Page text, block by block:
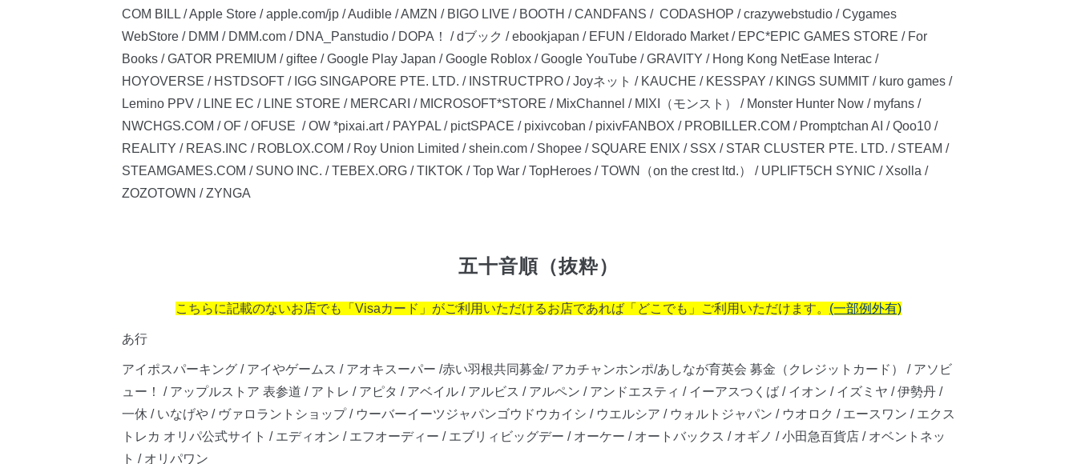
COM BILL / Apple Store / apple.com/jp / Audible / AMZN / BIGO LIVE / BOOTH / CANDFANS / CODASHOP / crazywebstudio / Cygames
WebStore / DMM / DMM.com / DNA_Panstudio / DOPA！ / dブック / ebookjapan / EFUN / Eldorado Market / EPC*EPIC GAMES STORE / For
Books / GATOR PREMIUM / giftee / Google Play Japan / Google Roblox / Google YouTube / GRAVITY / Hong Kong NetEase Interac /
HOYOVERSE / HSTDSOFT / IGG SINGAPORE PTE. LTD. / INSTRUCTPRO / Joyネット / KAUCHE / KESSPAY / KINGS SUMMIT / kuro games /
Lemino PPV / LINE EC / LINE STORE / MERCARI / MICROSOFT*STORE / MixChannel / MIXI（モンスト） / Monster Hunter Now / myfans /
NWCHGS.COM / OF / OFUSE / OW *pixai.art / PAYPAL / pictSPACE / pixivcoban / pixivFANBOX / PROBILLER.COM / Promptchan AI / Qoo10 /
REALITY / REAS.INC / ROBLOX.COM / Roy Union Limited / shein.com / Shopee / SQUARE ENIX / SSX / STAR CLUSTER PTE. LTD. / STEAM /
STEAMGAMES.COM / SUNO INC. / TEBEX.ORG / TIKTOK / Top War / TopHeroes / TOWN（on the crest ltd.） / UPLIFT5CH SYNIC / Xsolla /
ZOZOTOWN / ZYNGA
五十音順（抜粋）
こちらに記載のないお店でも「Visaカード」がご利用いただけるお店であれば「どこでも」ご利用いただけます。 (一部例外有)
あ行
アイポスパーキング / アイやゲームス / アオキスーパー /赤い羽根共同募金/ アカチャンホンポ/あしなが育英会 募金（クレジットカード） / アソビ
ュー！ / アップルストア 表参道 / アトレ / アピタ / アベイル / アルビス / アルペン / アンドエスティ / イーアスつくば / イオン / イズミヤ / 伊勢丹 /
一休 / いなげや / ヴァロラントショップ / ウーバーイーツジャパンゴウドウカイシ / ウエルシア / ウォルトジャパン / ウオロク / エースワン / エクス
トレカ オリパ公式サイト / エディオン / エフオーディー / エブリィビッグデー / オーケー / オートバックス / オギノ / 小田急百貨店 / オベントネッ
ト / オリパワン